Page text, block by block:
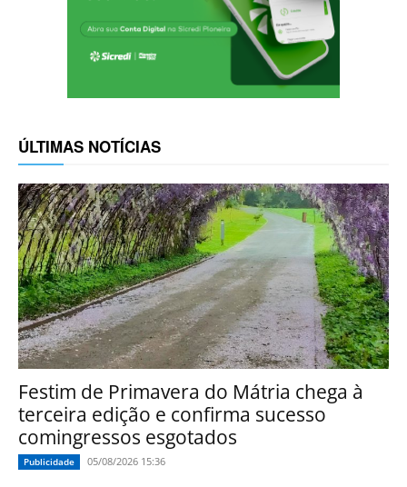
ÚLTIMAS NOTÍCIAS
Festim de Primavera do Mátria chega à
terceira edição e confirma sucesso
comingressos esgotados
Publicidade 05/08/2026 15:36